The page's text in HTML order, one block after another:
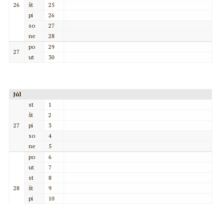
26
št
25
pi
26
so
27
ne
28
27
po
29
ut
30
Júl
27
st
1
št
2
pi
3
so
4
ne
5
28
po
6
ut
7
st
8
št
9
pi
10